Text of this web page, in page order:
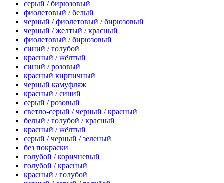
серый / бирюзовый
фиолетовый / белый
черный / фиолетовый / бирюзовый
черный / желтый / красный
фиолетовый / бирюзовый
синий / голубой
красный / жёлтый
синий / розовый
красный кирпичный
черный камуфляж
красный / синий
серый / розовый
светло-серый / черный / красный
белый / голубой / красный
красный / жёлтый
серый / черный / зеленый
без покраски
голубой / коричневый
голубой / красный
красный / голубой